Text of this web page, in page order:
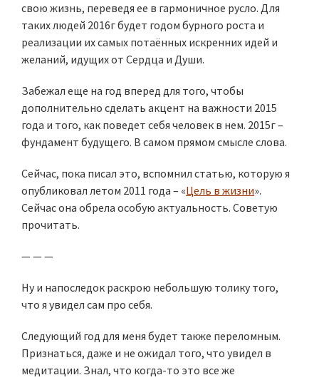
свою жизнь, переведя ее в гармоничное русло. Для
таких людей 2016г будет годом бурного роста и
реализации их самых потаённых искренних идей и
желаний, идущих от Сердца и Души.
Забежал еще на год вперед для того, чтобы
дополнительно сделать акцент на важности 2015
года и того, как поведет себя человек в нем. 2015г –
фундамент будущего. В самом прямом смысле слова.
Сейчас, пока писал это, вспомнил статью, которую я
опубликовал летом 2011 года – «Цель в жизни».
Сейчас она обрела особую актуальность. Советую
прочитать.
— — —
Ну и напоследок раскрою небольшую толику того,
что я увидел сам про себя.
Следующий год для меня будет также переломным.
Признаться, даже и не ожидал того, что увидел в
медитации. Знал, что когда-то это все же